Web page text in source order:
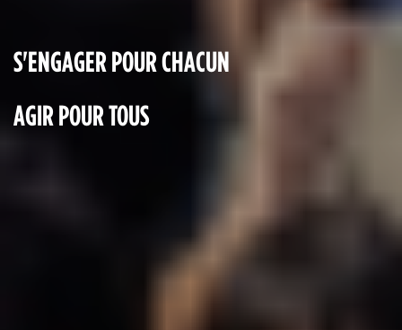
S'ENGAGER POUR CHACUN
AGIR POUR TOUS